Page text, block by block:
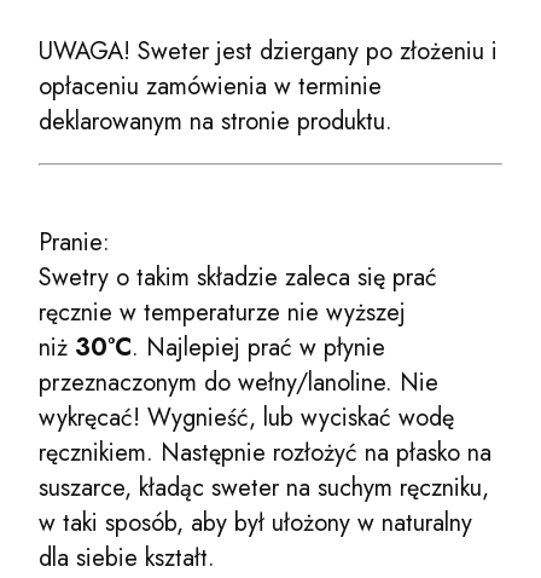
UWAGA! Sweter jest dziergany po złożeniu i
opłaceniu zamówienia w terminie
deklarowanym na stronie produktu.
Pranie:
Swetry o takim składzie zaleca się prać
ręcznie w temperaturze nie wyższej
niż 30°C. Najlepiej prać w płynie
przeznaczonym do wełny/lanoline. Nie
wykręcać! Wygnieść, lub wyciskać wodę
ręcznikiem. Następnie rozłożyć na płasko na
suszarce, kładąc sweter na suchym ręczniku,
w taki sposób, aby był ułożony w naturalny
dla siebie kształt.